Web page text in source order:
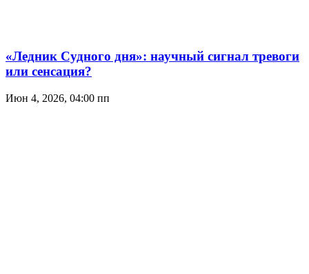
«Ледник Судного дня»: научный сигнал тревоги
или сенсация?
Июн 4, 2026, 04:00 пп